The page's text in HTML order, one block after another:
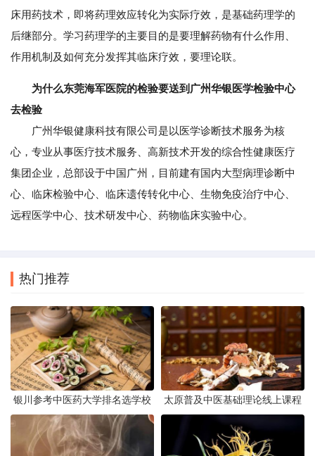
床用药技术，即将药理效应转化为实际疗效，是基础药理学的
后继部分。学习药理学的主要目的是要理解药物有什么作用、
作用机制及如何充分发挥其临床疗效，要理论联。
为什么东莞海军医院的检验要送到广州华银医学检验中心
去检验
广州华银健康科技有限公司是以医学诊断技术服务为核
心，专业从事医疗技术服务、高新技术开发的综合性健康医疗
集团企业，总部设于中国广州，目前建有国内大型病理诊断中
心、临床检验中心、临床遗传转化中心、生物免疫治疗中心、
远程医学中心、技术研发中心、药物临床实验中心。
热门推荐
银川参考中医药大学排名选学校 太原普及中医基础理论线上课程